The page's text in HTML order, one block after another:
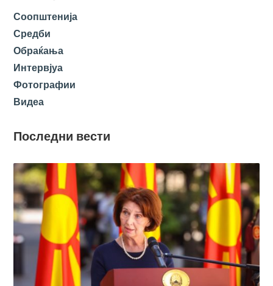
Соопштенија
Средби
Обраќања
Интервјуа
Фотографии
Видеа
Последни вести